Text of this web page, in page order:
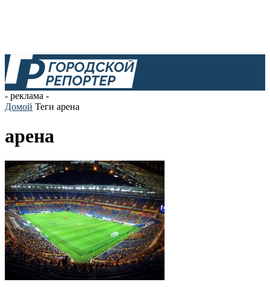
- реклама -
Домой Теги арена
арена